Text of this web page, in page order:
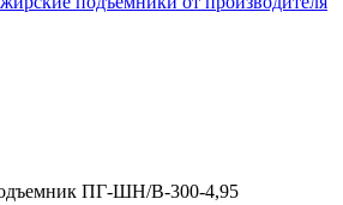
ПГ-ШН/В-300-4,95